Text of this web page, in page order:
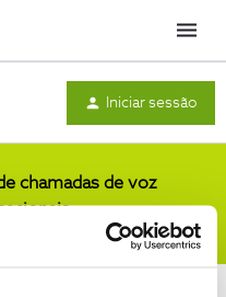
Menu
Iniciar sessão
chamadas de voz